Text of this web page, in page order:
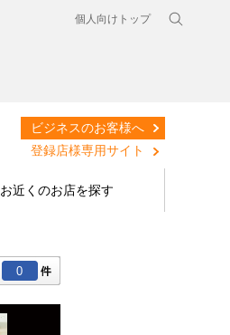
個人向けトップ
ビジネスのお客様へ
登録店様専用サイト
お近くのお店を探す
0